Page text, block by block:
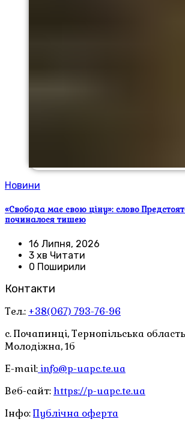
Новини
«Свобода має свою ціну»: слово
починалося тишею
16 Липня, 2026
3 хв Читати
0 Поширили
Контакти
Тел.: +38(067) 793-76-96
с. Почапинці, Тернопільська
Молодіжна, 1б
E-mail: info@p-uapc.te.ua
Веб-сайт: https://p-uapc.te.ua
Інфо:Публічна оферта